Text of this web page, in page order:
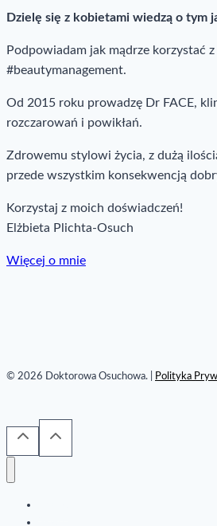
Dzielę się z kobietami wiedzą o tym
Podpowiadam jak mądrze korzystać
#beautymanagement.
Od 2015 roku prowadzę Dr FACE,
rozczarowań i powikłań.
Zdrowemu stylowi życia, z dużą
przede wszystkim konsekwencją
Korzystaj z moich doświadczeń!
Elżbieta Plichta-Osuch
Więcej o mnie
© 2026 Doktorowa Osuchowa. | Polityka